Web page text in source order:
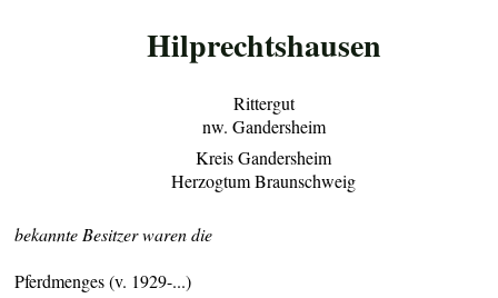
Hilprechtshausen
Rittergut
nw. Gandersheim
Kreis Gandersheim
Herzogtum Braunschweig
bekannte Besitzer waren die
Pferdmenges (v. 1929-...)